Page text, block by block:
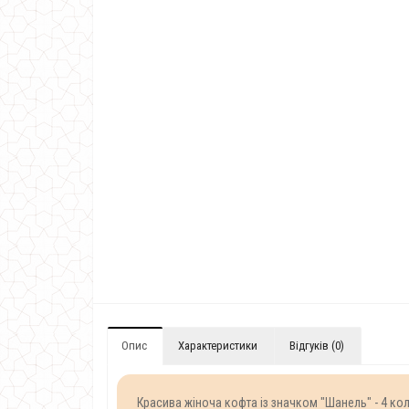
Опис Характеристики Відгуків (0)
Красива жіноча кофта із значком "Шанель" - 4